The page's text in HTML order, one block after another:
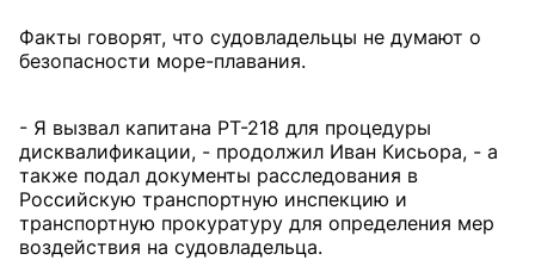
Факты говорят, что судовладельцы не думают о
безопасности море-плавания.
- Я вызвал капитана РТ-218 для процедуры
дисквалификации, - продолжил Иван Кисьора, - а
также подал документы расследования в
Российскую транспортную инспекцию и
транспортную прокуратуру для определения мер
воздействия на судовладельца.